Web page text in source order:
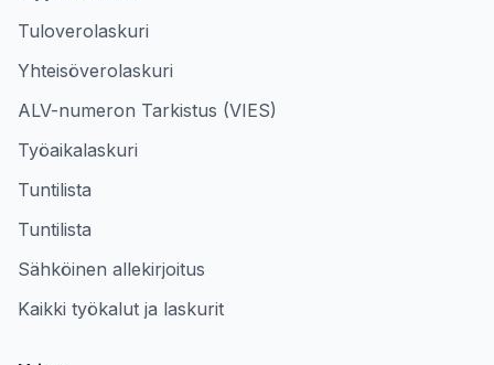
Tuloverolaskuri
Yhteisöverolaskuri
ALV-numeron Tarkistus (VIES)
Työaikalaskuri
Tuntilista
Tuntilista
Sähköinen allekirjoitus
Kaikki työkalut ja laskurit